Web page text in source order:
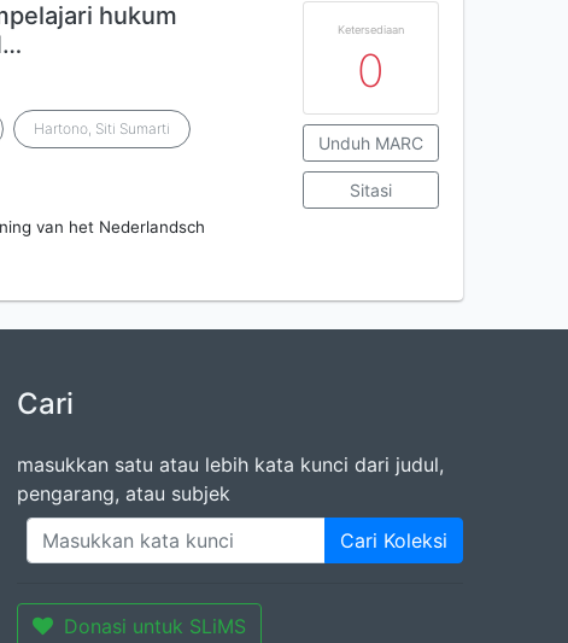
hukum
Hartono, Siti Sumarti
van het Nederlandsch
Ketersediaan
0
Unduh MARC
Sitasi
Cari
masukkan satu atau lebih kata kunci dari judul,
pengarang, atau subjek
Cari Koleksi
Donasi untuk SLiMS